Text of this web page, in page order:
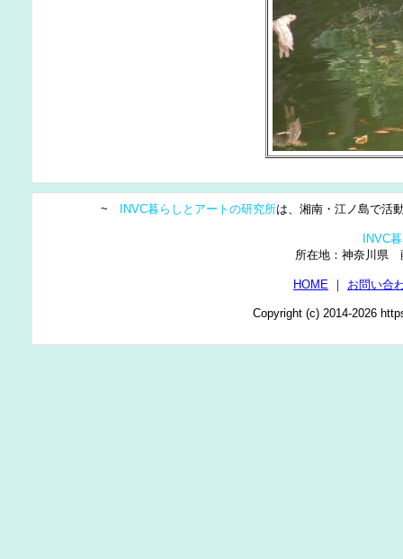
~ INVC暮らしとアートの研究所は、湘南・江ノ島で活
INVC
所在地：神奈川
HOME ｜ お問い合
Copyright (c) 2014-2026